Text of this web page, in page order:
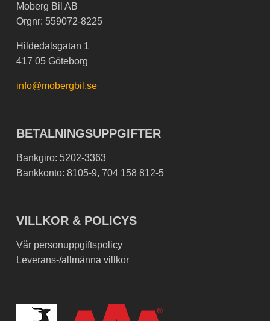
Moberg Bil AB
Orgnr: 559072-8225
Hildedalsgatan 1
417 05 Göteborg
info@mobergbil.se
BETALNINGSUPPGIFTER
Bankgiro: 5202-3363
Bankkonto: 8105-9, 704 158 812-5
VILLKOR & POLICYS
Vår personuppgiftspolicy
Leverans-/allmänna villkor